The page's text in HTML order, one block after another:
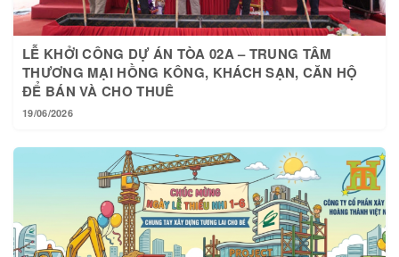
LỄ KHỞI CÔNG DỰ ÁN TÒA 02A – TRUNG TÂM
THƯƠNG MẠI HỒNG KÔNG, KHÁCH SẠN, CĂN HỘ
ĐỂ BÁN VÀ CHO THUÊ
19/06/2026